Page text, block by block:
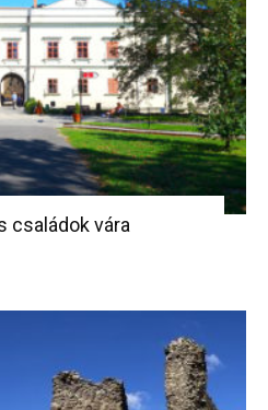
családok vára